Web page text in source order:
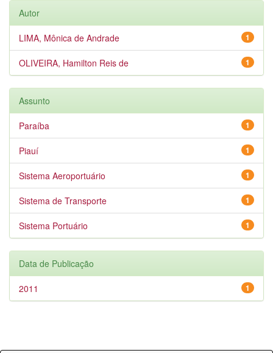
Autor
1
LIMA, Mônica de Andrade
1
OLIVEIRA, Hamilton Reis de
Assunto
1
Paraíba
1
Piauí
1
Sistema Aeroportuário
1
Sistema de Transporte
1
Sistema Portuário
Data de Publicação
1
2011